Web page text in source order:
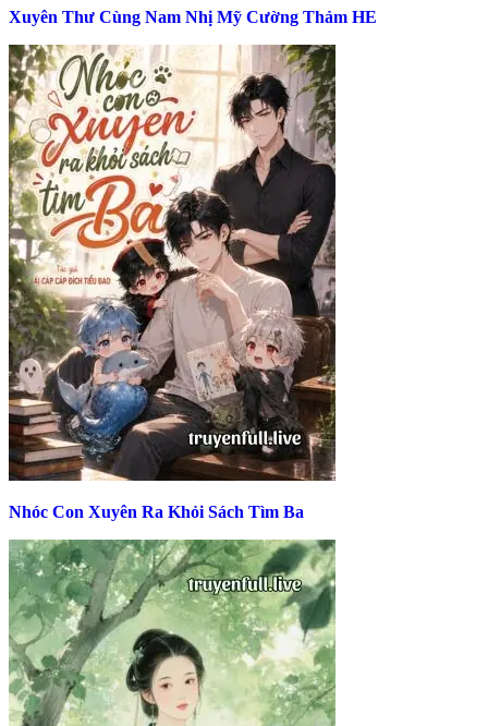
Xuyên Thư Cùng Nam Nhị Mỹ Cường Thảm HE
Nhóc Con Xuyên Ra Khỏi Sách Tìm Ba